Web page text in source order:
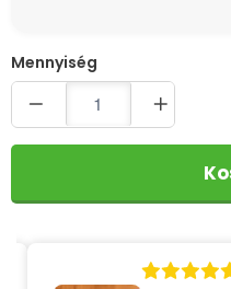
Quantity